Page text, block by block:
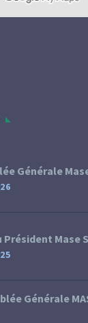
Générale
Président Mase
Générale